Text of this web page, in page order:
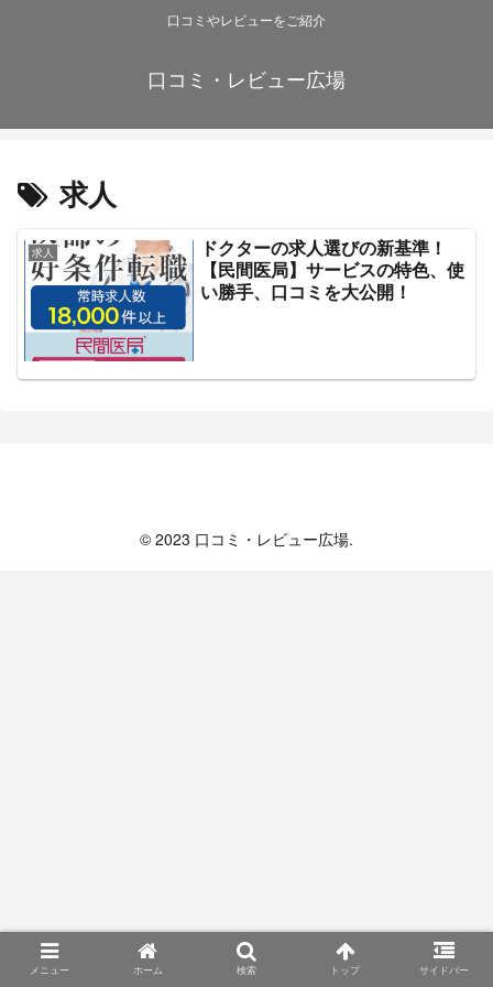
口コミやレビューをご紹介
口コミ・レビュー広場
求人
求人
ドクターの求人選びの新基準！
【民間医局】サービスの特色、使
い勝手、口コミを大公開！
© 2023 口コミ・レビュー広場.
メニュー ホーム 検索 トップ サイドバー